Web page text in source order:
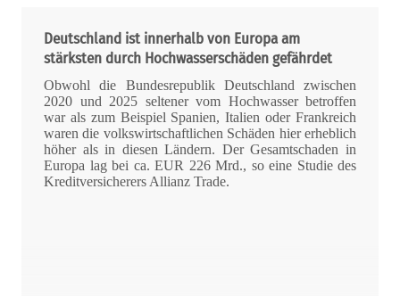
Deutschland ist innerhalb von Europa am
stärksten durch Hochwasserschäden gefährdet
Obwohl die Bundesrepublik Deutschland zwischen
2020 und 2025 seltener vom Hochwasser betroffen
war als zum Beispiel Spanien, Italien oder Frankreich
waren die volkswirtschaftlichen Schäden hier erheblich
höher als in diesen Ländern. Der Gesamtschaden in
Europa lag bei ca. EUR 226 Mrd., so eine Studie des
Kreditversicherers Allianz Trade.